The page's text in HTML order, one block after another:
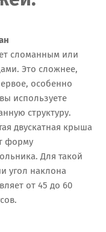
сломанным или
Это сложнее,
особенно
используете
структуру.
двускатная крыша
форму
Для такой
угол наклона
от 45 до 60